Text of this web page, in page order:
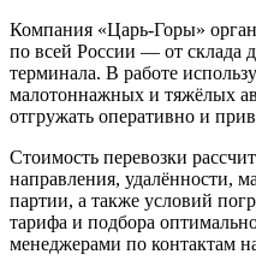
Компания «Царь-Горы»
по всей России — от склада
терминала. В работе
малотоннажных и тяжёлых
отгружать оперативно и
Стоимость перевозки
направления, удалённости,
партии, а также условий
тарифа и подбора
менеджерами по контактам